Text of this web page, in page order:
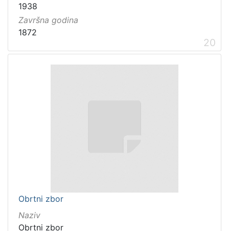
1938
Završna godina
1872
20
Obrtni zbor
Naziv
Obrtni zbor